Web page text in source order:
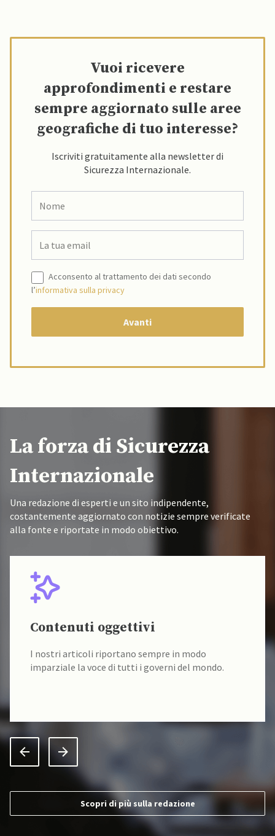
Vuoi ricevere
approfondimenti e restare
sempre aggiornato sulle aree
geografiche di tuo interesse?
Iscriviti gratuitamente alla newsletter di
Sicurezza Internazionale.
Acconsento al trattamento dei dati secondo
l’informativa sulla privacy
La forza di Sicurezza
Internazionale
Una redazione di esperti e un sito indipendente,
costantemente aggiornato con notizie sempre verificate
alla fonte e riportate in modo obiettivo.
Contenuti oggettivi
I nostri articoli riportano sempre in modo
imparziale la voce di tutti i governi del mondo.
Scopri di più sulla redazione